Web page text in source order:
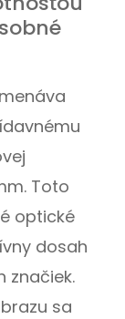
Toto
optické
dosah
značiek.
sa